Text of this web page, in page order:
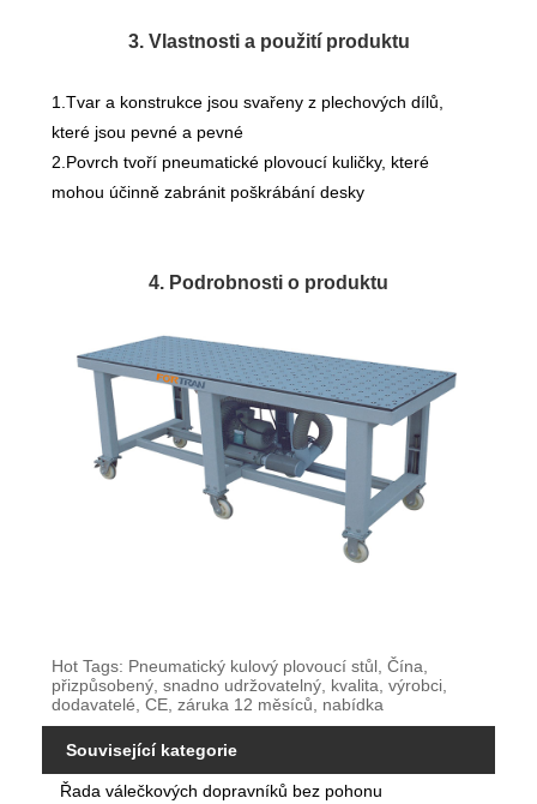
3. Vlastnosti a použití produktu
1.Tvar a konstrukce jsou svařeny z plechových dílů,
které jsou pevné a pevné
2.Povrch tvoří pneumatické plovoucí kuličky, které
mohou účinně zabránit poškrábání desky
4. Podrobnosti o produktu
Hot Tags: Pneumatický kulový plovoucí stůl, Čína,
přizpůsobený, snadno udržovatelný, kvalita, výrobci,
dodavatelé, CE, záruka 12 měsíců, nabídka
Související kategorie
Řada válečkových dopravníků bez pohonu